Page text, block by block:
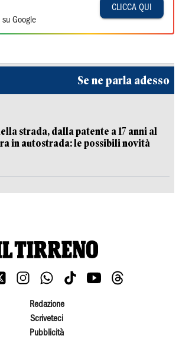
Google
CLICCA QUI
Se ne parla adesso
strada, dalla patente a 17 anni al
in autostrada: le possibili novità
Redazione
Scriveteci
Pubblicità